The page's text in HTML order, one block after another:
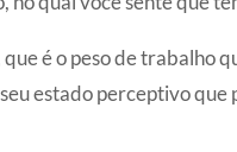
é o peso de trabalho
estado perceptivo